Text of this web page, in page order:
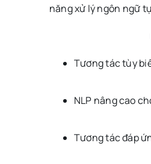
năng xử lý ngôn ngữ
Tương tác tùy
NLP nâng cao
Tương tác đáp